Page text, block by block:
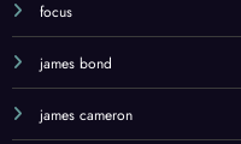
focus
james bond
james cameron